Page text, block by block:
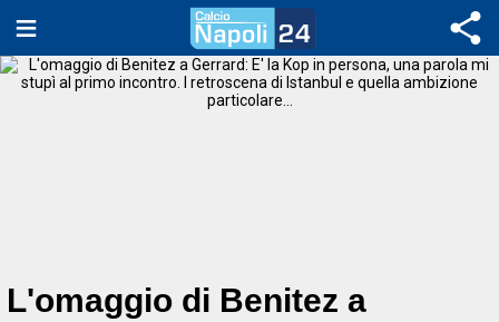
L'omaggio di Benitez a